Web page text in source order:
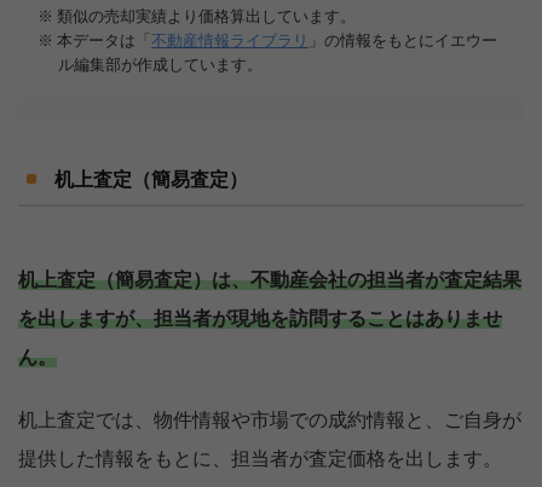
机上査定（簡易査定）
机上査定（簡易査定）は、不動産会社の担当者が査定結果
を出しますが、担当者が現地を訪問することはありませ
ん。
机上査定では、物件情報や市場での成約情報と、ご自身が
提供した情報をもとに、担当者が査定価格を出します。